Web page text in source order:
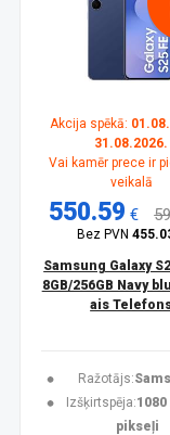
Akcija spēkā:
31.08.2026.
Vai kamēr prece ir
veikalā
550.59 €
Bez PVN
Samsung Galaxy
8GB/256GB Navy
ais
Ražotājs:
Izšķirtspēja:1080
pikseļi